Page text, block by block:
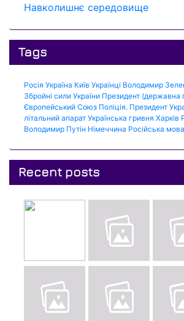
Навколишнє середовище
Tags
Росія Україна Київ Українці Володимир
Збройні сили України Президент (державна
Європейський Союз Поліція. Президент
літальний апарат Українська гривня Харків
Володимир Путін Німеччина Російська мова
Recent posts